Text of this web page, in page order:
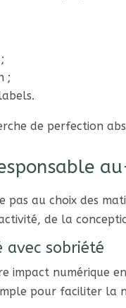
;
de perfection
pas au choix des
de la
avec sobriété
impact numérique
pour faciliter la